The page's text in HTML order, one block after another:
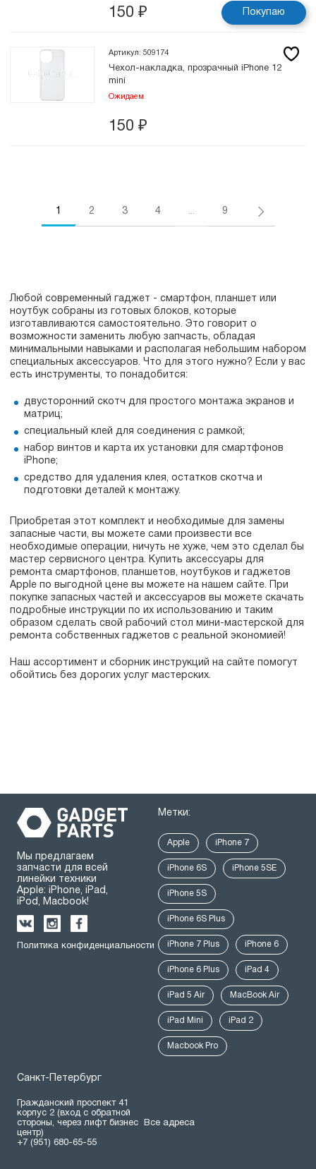
150 ₽ Покупаю
Артикул: 509174
Чехол-накладка, прозрачный iPhone 12
mini
Ожидаем
150 ₽
1 2 3 4 ... 9
Любой современный гаджет - смартфон, планшет или
ноутбук собраны из готовых блоков, которые
изготавливаются самостоятельно. Это говорит о
возможности заменить любую запчасть, обладая
минимальными навыками и располагая небольшим набором
специальных аксессуаров. Что для этого нужно? Если у вас
есть инструменты, то понадобится:
двусторонний скотч для простого монтажа экранов и
матриц;
специальный клей для соединения с рамкой;
набор винтов и карта их установки для смартфонов
iPhone;
средство для удаления клея, остатков скотча и
подготовки деталей к монтажу.
Приобретая этот комплект и необходимые для замены
запасные части, вы можете сами произвести все
необходимые операции, ничуть не хуже, чем это сделал бы
мастер сервисного центра. Купить аксессуары для
ремонта смартфонов, планшетов, ноутбуков и гаджетов
Apple по выгодной цене вы можете на нашем сайте. При
покупке запасных частей и аксессуаров вы можете скачать
подробные инструкции по их использованию и таким
образом сделать свой рабочий стол мини-мастерской для
ремонта собственных гаджетов с реальной экономией!
Наш ассортимент и сборник инструкций на сайте помогут
обойтись без дорогих услуг мастерских.
Мы предлагаем
запчасти для всей
линейки техники
Apple: iPhone, iPad,
iPod, Macbook!
Политика конфиденциальности
Метки:
Apple iPhone 7
iPhone 6S iPhone 5SE
iPhone 5S
iPhone 6S Plus
iPhone 7 Plus iPhone 6
iPhone 6 Plus iPad 4
iPad 5 Air MacBook Air
iPad Mini iPad 2
Macbook Pro
Санкт-Петербург
Гражданский проспект 41
корпус 2 (вход с обратной
стороны, через лифт бизнес
центр)
+7 (951) 680-65-55
Все адреса